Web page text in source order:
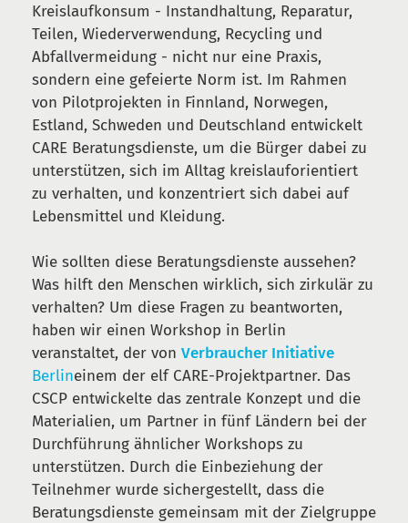
Kreislaufkonsum - Instandhaltung, Reparatur,
Teilen, Wiederverwendung, Recycling und
Abfallvermeidung - nicht nur eine Praxis,
sondern eine gefeierte Norm ist. Im Rahmen
von Pilotprojekten in Finnland, Norwegen,
Estland, Schweden und Deutschland entwickelt
CARE Beratungsdienste, um die Bürger dabei zu
unterstützen, sich im Alltag kreislauforientiert
zu verhalten, und konzentriert sich dabei auf
Lebensmittel und Kleidung.
Wie sollten diese Beratungsdienste aussehen?
Was hilft den Menschen wirklich, sich zirkulär zu
verhalten? Um diese Fragen zu beantworten,
haben wir einen Workshop in Berlin
veranstaltet, der von Verbraucher Initiative
Berlineinem der elf CARE-Projektpartner. Das
CSCP entwickelte das zentrale Konzept und die
Materialien, um Partner in fünf Ländern bei der
Durchführung ähnlicher Workshops zu
unterstützen. Durch die Einbeziehung der
Teilnehmer wurde sichergestellt, dass die
Beratungsdienste gemeinsam mit der Zielgruppe